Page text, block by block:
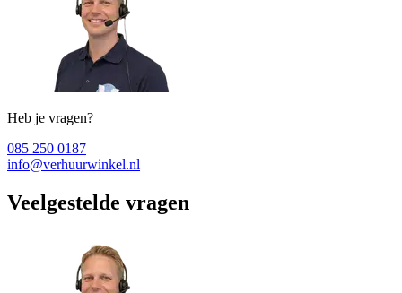
Heb je vragen?
085 250 0187
info@verhuurwinkel.nl
Veelgestelde vragen